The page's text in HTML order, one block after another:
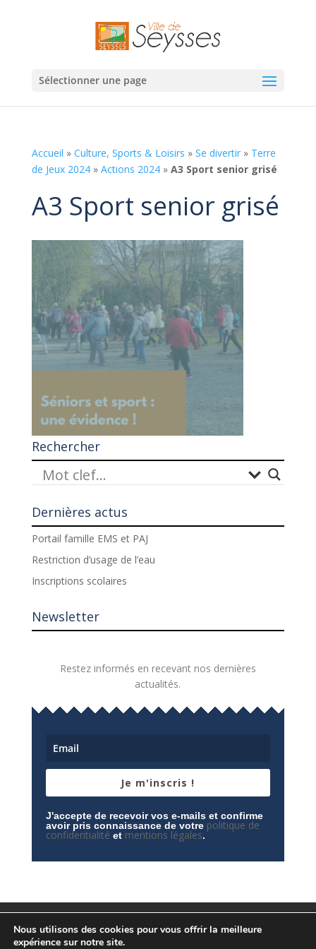
Sélectionner une page
Accueil » Culture, Sports & Loisirs » Se divertir» Terre
de Jeux 2024» Actions 2024» A3 Sport senior grisé
A3 Sport senior grisé
Rechercher
Dernières actus
Portail famille EMS et PAJ
Restriction d’usage de l’eau
Inscriptions scolaires
Newsletter
Restez informés en recevant nos dernières
actualités.
Je m'inscris !
J'accepte de recevoir vos e-mails et confirme
avoir pris connaissance de votre politique de
confidentialité et mentions légales.
Espace privé
Politique de confidentialité
Nous utilisons des cookies pour vous offrir la meilleure
expérience sur notre site.